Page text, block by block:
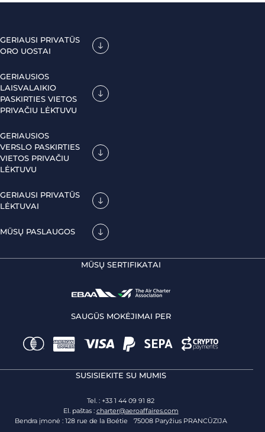
GERIAUSI PRIVATŪS
ORO UOSTAI
GERIAUSIOS
LAISVALAIKIO
PASKIRTIES VIETOS
PRIVAČIU LĖKTUVU
GERIAUSIOS
VERSLO PASKIRTIES
VIETOS PRIVAČIU
LĖKTUVU
GERIAUSI PRIVATŪS
LĖKTUVAI
MŪSŲ PASLAUGOS
MŪSŲ SERTIFIKATAI
SAUGŪS MOKĖJIMAI PER
SUSISIEKITE SU MUMIS
Tel. : +33 1 44 09 91 82
El. paštas : charter@aeroaffaires.com
Bendra įmonė : 128 rue de la Boétie 75008 Paryžius PRANCŪZIJA